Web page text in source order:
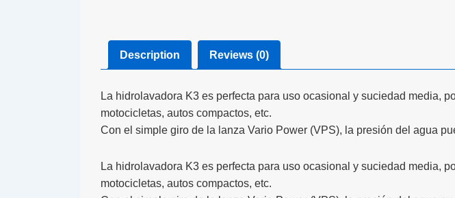
Description Reviews (0)
La hidrolavadora K3 es perfecta para uso ocasional y suciedad media,
motocicletas, autos compactos, etc.
Con el simple giro de la lanza Vario Power (VPS), la presión del agua
La hidrolavadora K3 es perfecta para uso ocasional y suciedad media,
motocicletas, autos compactos, etc.